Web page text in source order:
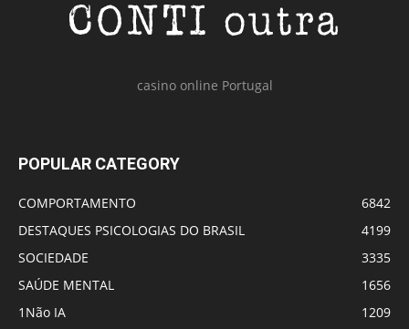
casino online Portugal
POPULAR CATEGORY
COMPORTAMENTO
6842
DESTAQUES PSICOLOGIAS DO BRASIL
4199
SOCIEDADE
3335
SAÚDE MENTAL
1656
1Não IA
1209